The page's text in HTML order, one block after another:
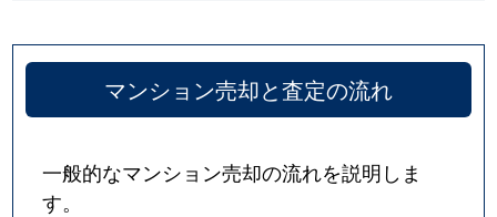
昭和町
880万円
北仙台
昭和町
630万円
北仙台
マンション売却と査定の流れ
一般的なマンション売却の流れを説明しま
す。